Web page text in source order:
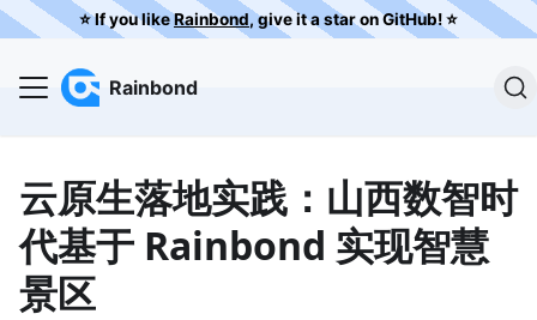
⭐️ If you likeRainbond, give it a star on GitHub! ⭐️
Rainbond
云原生落地实践：山西数智时
代基于 Rainbond 实现智慧
景区